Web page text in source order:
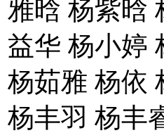
雅晗 杨紫晗
益华 杨小婷
杨茹雅 杨依
杨丰羽 杨丰